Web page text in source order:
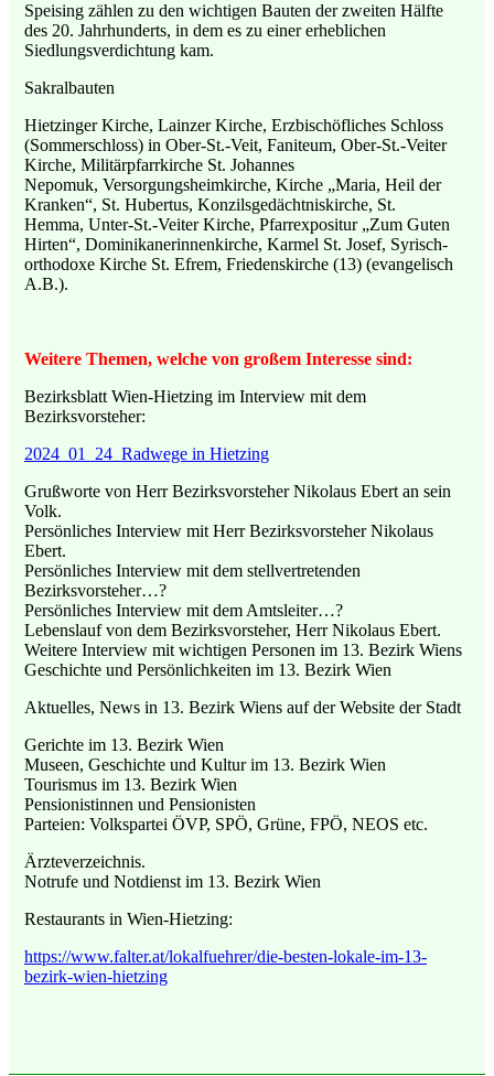
Speising zählen zu den wichtigen Bauten der zweiten Hälfte
des 20. Jahrhunderts, in dem es zu einer erheblichen
Siedlungsverdichtung kam.
Sakralbauten
Hietzinger Kirche, Lainzer Kirche, Erzbischöfliches Schloss
(Sommerschloss) in Ober-St.-Veit, Faniteum, Ober-St.-Veiter
Kirche, Militärpfarrkirche St. Johannes
Nepomuk, Versorgungsheimkirche, Kirche „Maria, Heil der
Kranken“, St. Hubertus, Konzilsgedächtniskirche, St.
Hemma, Unter-St.-Veiter Kirche, Pfarrexpositur „Zum Guten
Hirten“, Dominikanerinnenkirche, Karmel St. Josef, Syrisch-
orthodoxe Kirche St. Efrem, Friedenskirche (13) (evangelisch
A.B.).
Weitere Themen, welche von großem Interesse sind:
Bezirksblatt Wien-Hietzing im Interview mit dem
Bezirksvorsteher:
2024_01_24_Radwege in Hietzing
Grußworte von Herr Bezirksvorsteher Nikolaus Ebert an sein
Volk.
Persönliches Interview mit Herr Bezirksvorsteher Nikolaus
Ebert.
Persönliches Interview mit dem stellvertretenden
Bezirksvorsteher…?
Persönliches Interview mit dem Amtsleiter…?
Lebenslauf von dem Bezirksvorsteher, Herr Nikolaus Ebert.
Weitere Interview mit wichtigen Personen im 13. Bezirk Wiens
Geschichte und Persönlichkeiten im 13. Bezirk Wien
Aktuelles, News in 13. Bezirk Wiens auf der Website der Stadt
Gerichte im 13. Bezirk Wien
Museen, Geschichte und Kultur im 13. Bezirk Wien
Tourismus im 13. Bezirk Wien
Pensionistinnen und Pensionisten
Parteien: Volkspartei ÖVP, SPÖ, Grüne, FPÖ, NEOS etc.
Ärzteverzeichnis.
Notrufe und Notdienst im 13. Bezirk Wien
Restaurants in Wien-Hietzing:
https://www.falter.at/lokalfuehrer/die-besten-lokale-im-13-
bezirk-wien-hietzing